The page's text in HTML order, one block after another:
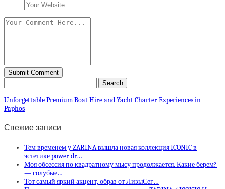
Unforgettable Premium Boat Hire and Yacht Charter Experiences in
Paphos
Свежие записи
Тем временем у ZARINA вышла новая коллекция ICONIC в
эстетике power dr…
Моя обсессия по квадратному мысу продолжается. Какие берем?
— голубые…
Тот самый яркий акцент, образ от ЛизыСег…